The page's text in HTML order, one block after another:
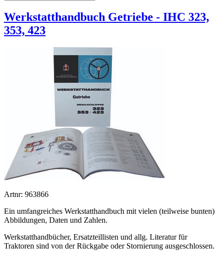
Werkstatthandbuch Getriebe - IHC 323,
353, 423
Artnr: 963866
Ein umfangreiches Werkstatthandbuch mit vielen (teilweise bunten)
Abbildungen, Daten und Zahlen.
Werkstatthandbücher, Ersatzteillisten und allg. Literatur für
Traktoren sind von der Rückgabe oder Stornierung ausgeschlossen.